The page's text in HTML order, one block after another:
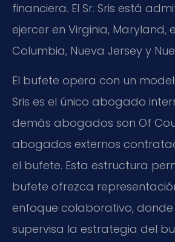
financiera. El Sr. Sris está
ejercer en Virginia, Maryland,
Columbia, Nueva Jersey y
El bufete opera con un
Sris es el único abogado
demás abogados son Of
abogados externos
el bufete. Esta estructura
bufete ofrezca
enfoque colaborativo, donde
supervisa la estrategia del